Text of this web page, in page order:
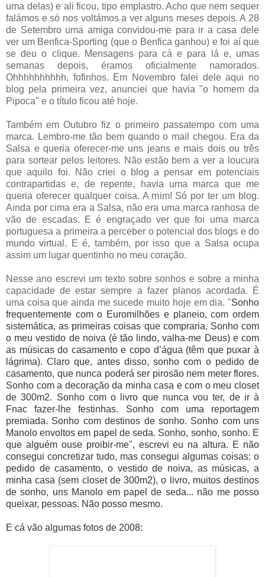
uma delas) e ali ficou, tipo emplastro. Acho que nem sequer
falámos e só nos voltámos a ver alguns meses depois. A 28
de Setembro uma amiga convidou-me para ir a casa dele
ver um Benfica-Sporting (que o Benfica ganhou) e foi aí que
se deu o clique. Mensagens para cá e para lá e, umas
semanas depois, éramos oficialmente namorados.
Ohhhhhhhhhh, fofinhos. Em Novembro falei dele aqui no
blog pela primeira vez, anunciei que havia "o homem da
Pipoca" e o título ficou até hoje.
Também em Outubro fiz o primeiro passatempo com uma
marca. Lembro-me tão bem quando o mail chegou. Era da
Salsa e queria oferecer-me uns jeans e mais dois ou três
para sortear pelos leitores. Não estão bem a ver a loucura
que aquilo foi. Não criei o blog a pensar em potenciais
contrapartidas e, de repente, havia uma marca que me
queria oferecer qualquer coisa. A mim! Só por ter um blog.
Ainda por cima era a Salsa, não era uma marca ranhosa de
vão de escadas. E é engraçado ver que foi uma marca
portuguesa a primeira a perceber o potencial dos blogs e do
mundo virtual. E é, também, por isso que a Salsa ocupa
assim um lugar quentinho no meu coração.
Nesse ano escrevi um texto sobre sonhos e sobre a minha
capacidade de estar sempre a fazer planos acordada. É
uma coisa que ainda me sucede muito hoje em dia. "Sonho
frequentemente com o Euromilhões e planeio, com ordem
sistemática, as primeiras coisas que compraria. Sonho com
o meu vestido de noiva (é tão lindo, valha-me Deus) e com
as músicas do casamento e copo d’água (têm que puxar à
lágrima). Claro que, antes disso, sonho com o pedido de
casamento, que nunca poderá ser pirosão nem meter flores.
Sonho com a decoração da minha casa e com o meu closet
de 300m2. Sonho com o livro que nunca vou ter, de ir à
Fnac fazer-lhe festinhas. Sonho com uma reportagem
premiada. Sonho com destinos de sonho. Sonho com uns
Manolo envoltos em papel de seda. Sonho, sonho, sonho. E
que alguém ouse proibir-me", escrevi eu na altura. E não
consegui concretizar tudo, mas consegui algumas coisas: o
pedido de casamento, o vestido de noiva, as músicas, a
minha casa (sem closet de 300m2), o livro, muitos destinos
de sonho, uns Manolo em papel de seda... não me posso
queixar, pessoas. Não posso mesmo.
E cá vão algumas fotos de 2008: